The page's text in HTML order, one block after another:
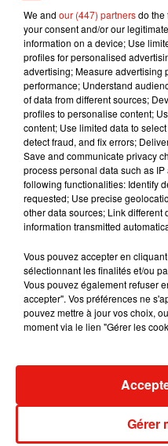
6 août 2026
Il y a 10
3 août 2026
Fred
leur
31 juillet
31 juillet
We and our (447) partnersdo the
your consent and/or our
information on a device; Use
profiles for personalised
advertising; Measure advertising
performance; Understand
of data from different sources;
profiles to personalise content;
content; Use limited data to
detect fraud, and fix errors;
Save and communicate privacy
process personal data such as
following functionalities: Identify
requested; Use precise
other data sources; Link different
information transmitted
Vous pouvez accepter en
sélectionnant les finalités et/ou
Vous pouvez également refuser
accepter". Vos préférences ne
pouvez mettre à jour vos choix,
moment via le lien "Gérer les
Gérer